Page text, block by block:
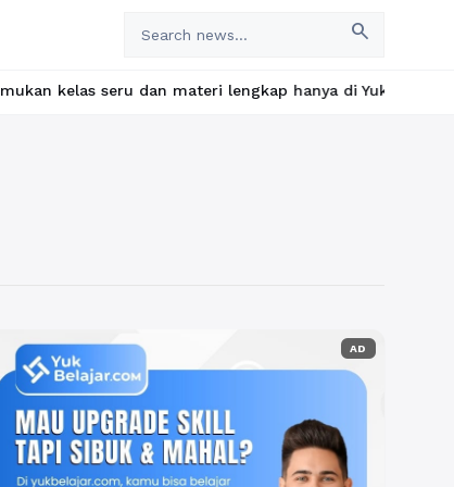
search
seru dan materi lengkap hanya di YukBelajar.com.
AD